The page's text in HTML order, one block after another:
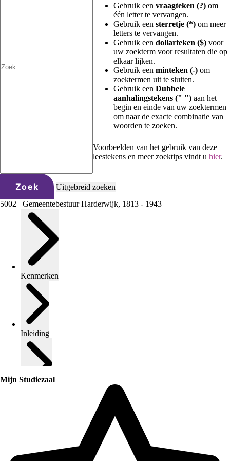
Gebruik een vraagteken (?) om
één letter te vervangen.
Gebruik een sterretje (*) om meer
letters te vervangen.
Gebruik een dollarteken ($) voor
uw zoekterm voor resultaten die op
elkaar lijken.
Gebruik een minteken (-) om
zoektermen uit te sluiten.
Gebruik een Dubbele
aanhalingstekens (" ") aan het
begin en einde van uw zoektermen
om naar de exacte combinatie van
woorden te zoeken.
Voorbeelden van het gebruik van deze
leestekens en meer zoektips vindt u hier.
Zoek
Uitgebreid zoeken
5002 Gemeentebestuur Harderwijk, 1813 - 1943
Kenmerken
Inleiding
Mijn Studiezaal